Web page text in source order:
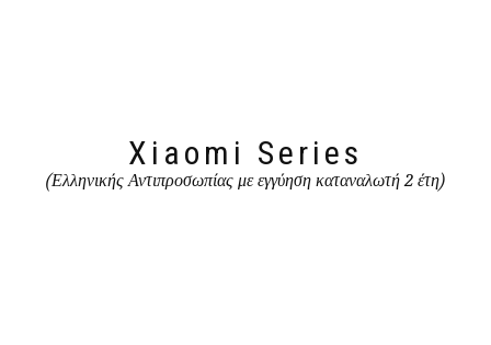
Xiaomi Series
(Ελληνικής Αντιπροσωπίας με εγγύηση καταναλωτή 2 έτη)